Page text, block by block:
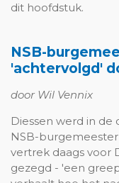
dit hoofdstuk.
NSB-
'achtervolgd'
door Wil Vennix
Diessen werd in
NSB-
vertrek daags voor
gezegd - 'een